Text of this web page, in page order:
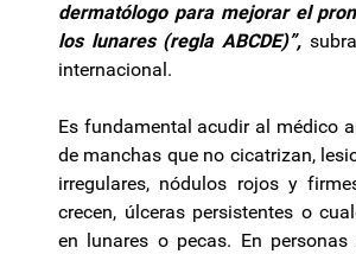
dermatólogo para mejorar el
los lunares (regla ABCDE)”,
internacional.
Es fundamental acudir al médico
de manchas que no cicatrizan,
irregulares, nódulos rojos y
crecen, úlceras persistentes o
en lunares o pecas. En